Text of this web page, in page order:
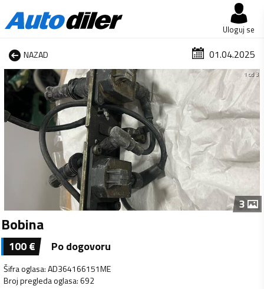
Uloguj se
NAZAD 01.04.2025
1 od 3
3
Bobina
100€ Po dogovoru
Šifra oglasa:AD364166151ME
Broj pregleda oglasa:692